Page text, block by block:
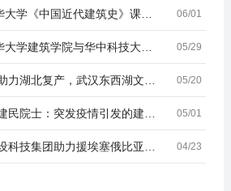
06/01
05/29
05/20
05/01
04/23